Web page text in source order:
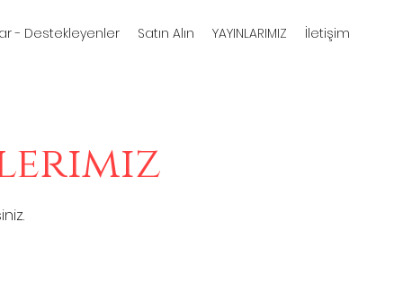
- Destekleyenler Satın Alın YAYINLARIMIZ İletişim